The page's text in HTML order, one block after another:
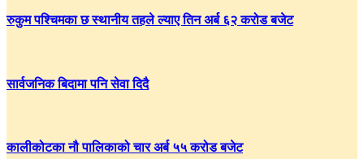
रुकुम पश्चिमका छ स्थानीय तहले ल्याए तिन अर्ब ६२ करोड बजेट
सार्वजनिक बिदामा पनि सेवा दिदै
कालीकोटका नौ पालिकाको चार अर्ब ५५ करोड बजेट